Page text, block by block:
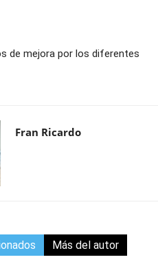
de mejora por los diferentes
Fran Ricardo
Más del autor